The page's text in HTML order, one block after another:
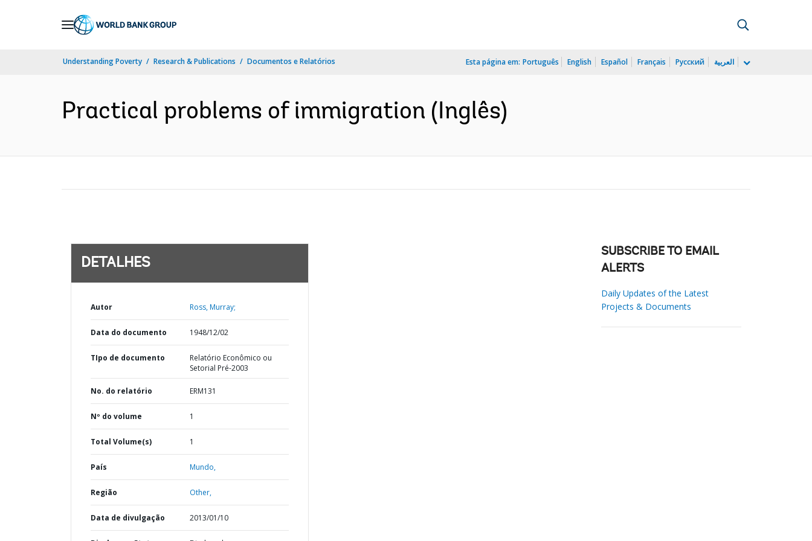
Understanding Poverty Research & Publications Documentos e Relatórios Esta página em: Português English Español Français Русский العربية
Practical problems of immigration (Inglês)
DETALHES
Autor Ross, Murray;
Data do documento 1948/12/02
TIpo de documento
Relatório Econômico ou
Setorial Pré-2003
No. do relatório ERM131
Nº do volume 1
Total Volume(s) 1
País Mundo,
Região Other,
Data de divulgação 2013/01/10
SUBSCRIBE TO EMAIL
ALERTS
Daily Updates of the Latest
Projects & Documents